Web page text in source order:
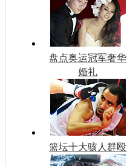
盘点奥运冠军奢华
婚礼
篮坛十大骇人群殴